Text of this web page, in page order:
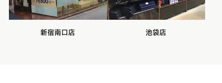
新宿南口店 池袋店